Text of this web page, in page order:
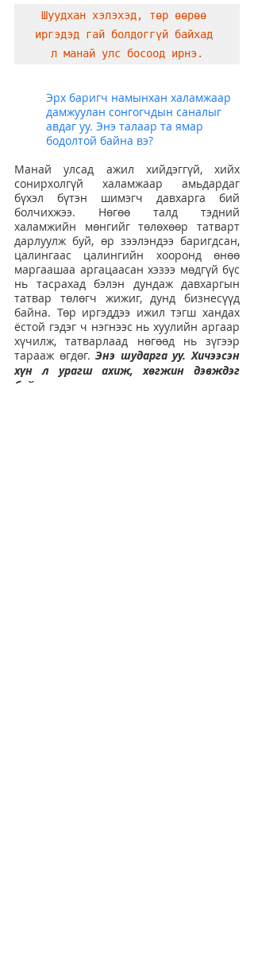
Шуудхан хэлэхэд, төр өөрөө
иргэдэд гай болдоггүй байхад
л манай улс босоод ирнэ.
Эрх баригч намынхан халамжаар
дамжуулан сонгогчдын саналыг
авдаг уу. Энэ талаар та ямар
бодолтой байна вэ?
Манай улсад ажил хийдэггүй, хийх
сонирхолгүй халамжаар амьдардаг
бүхэл бүтэн шимэгч давхарга бий
болчихжээ. Нөгөө талд тэдний
халамжийн мөнгийг төлөхөөр татварт
дарлуулж буй, өр зээлэндээ баригдсан,
цалингаас цалингийн хооронд өнөө
маргаашаа аргацаасан хэзээ мөдгүй бүс
нь тасрахад бэлэн дундаж давхаргын
татвар төлөгч жижиг, дунд бизнесүүд
байна. Төр иргэддээ ижил тэгш хандах
ёстой гэдэг ч нэгнээс нь хуулийн аргаар
хүчилж, татварлаад нөгөөд нь зүгээр
тарааж өгдөг. Энэ шударга уу. Хичээсэн
хүн л урагш ахиж, хөгжин дэвждэг
байтал зүгээр суусан нь, гараа